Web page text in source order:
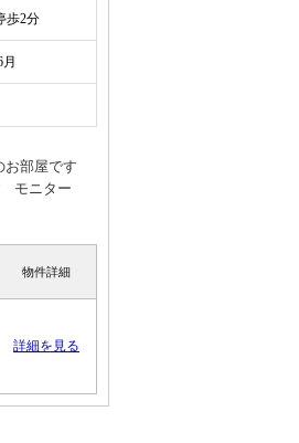
2分
部屋です
モニター
物件詳細
詳細を見る